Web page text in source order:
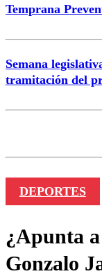
Temprana
Semana
tramitación del
DEPORTES
¿Apunta
Gonzalo